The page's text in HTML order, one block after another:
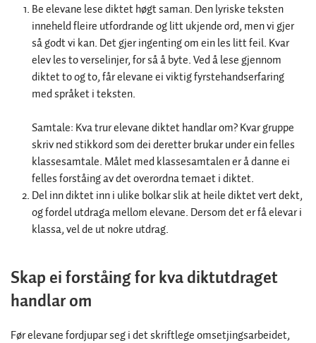
Be elevane lese diktet høgt saman. Den lyriske teksten
inneheld fleire utfordrande og litt ukjende ord, men vi gjer
så godt vi kan. Det gjer ingenting om ein les litt feil. Kvar
elev les to verselinjer, for så å byte. Ved å lese gjennom
diktet to og to, får elevane ei viktig fyrstehandserfaring
med språket i teksten.
Samtale: Kva trur elevane diktet handlar om? Kvar gruppe
skriv ned stikkord som dei deretter brukar under ein felles
klassesamtale. Målet med klassesamtalen er å danne ei
felles forståing av det overordna temaet i diktet.
Del inn diktet inn i ulike bolkar slik at heile diktet vert dekt,
og fordel utdraga mellom elevane. Dersom det er få elevar i
klassa, vel de ut nokre utdrag.
Skap ei forståing for kva diktutdraget
handlar om
Før elevane fordjupar seg i det skriftlege omsetjingsarbeidet,